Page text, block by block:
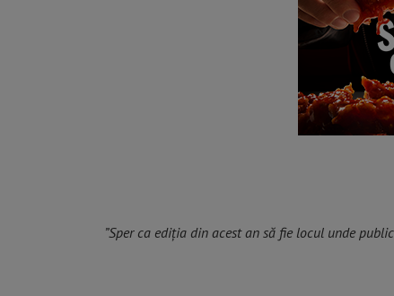
”Sper ca ediția din acest an să fie locul unde